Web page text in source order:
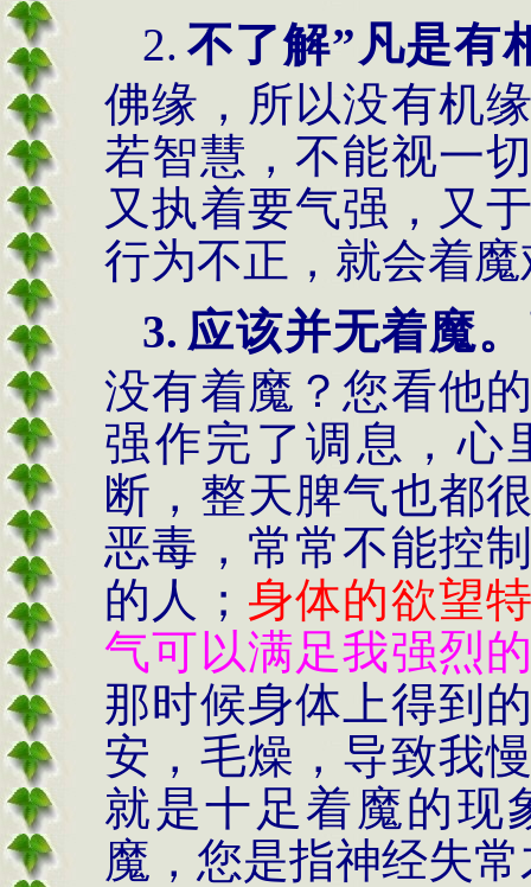
2. 不了解”凡是有
佛缘，所以没有机
若智慧，不能视一
又执着要气强，又
行为不正，就会着
3. 应该并无着魔。
没有着魔？您看他
强作完了调息，心
断，整天脾气也都
恶毒，常常不能控
的人； 身体的欲望
气可以满足我强烈
那时候身体上得到
安，毛燥，导致我
就是十足着魔的现
魔，您是指神经失